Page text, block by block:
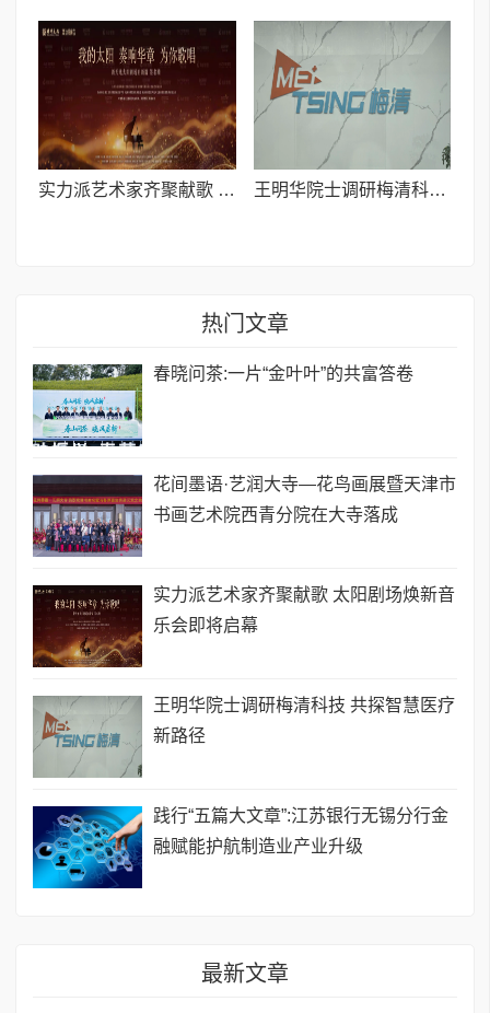
实力派艺术家齐聚献歌 太阳剧场焕新音乐会即将启幕 王明华院士调研梅清科技 共探智慧医疗新路径
热门文章
春晓问茶:一片“金叶叶”的共富答卷
花间墨语·艺润大寺—花鸟画展暨天津市
书画艺术院西青分院在大寺落成
实力派艺术家齐聚献歌 太阳剧场焕新音
乐会即将启幕
王明华院士调研梅清科技 共探智慧医疗
新路径
践行“五篇大文章”:江苏银行无锡分行金
融赋能护航制造业产业升级
最新文章